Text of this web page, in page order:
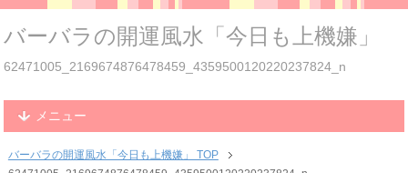
バーバラの開運風水「今日も上機嫌」
62471005_2169674876478459_4359500120220237824_n
メニュー
バーバラの開運風水「今日も上機嫌」 TOP